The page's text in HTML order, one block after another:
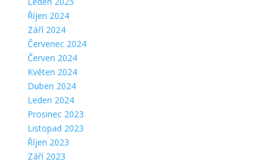
Říjen 2024
Září 2024
Červenec 2024
Červen 2024
Květen 2024
Duben 2024
Leden 2024
Prosinec 2023
Listopad 2023
Říjen 2023
Září 2023